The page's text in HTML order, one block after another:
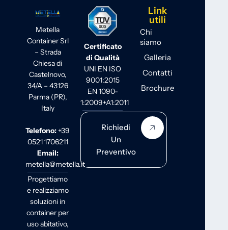
Metella
Container Srl
– Strada
Chiesa di
Castelnovo,
34/A – 43126
Parma (PR),
Italy
Telefono:+39
0521 1706211
Email:
metella@metella.it
Progettiamo
e realizziamo
soluzioni in
container per
uso abitativo,
Certificato
di Qualità
UNI EN ISO
9001:2015
EN 1090-
1:2009+A1:2011
Richiedi
Un
Preventivo
Link
utili
Chi
siamo
Galleria
Contatti
Brochure